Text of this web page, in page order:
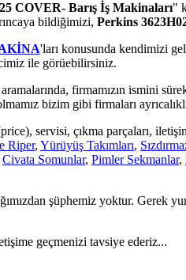
COVER- Barış İş Makinaları"
bildiğimizi, Perkins
'ları konusunda kendimizi
ile görüebilirsiniz.
firmamızın ismini
bizim gibi firmaları
servisi, çıkma parçaları,
Riper, Yürüyüş Takımları,
Civata Somunlar, Pimler Sekmanlar,
şüphemiz yoktur. Gerek
geçmenizi tavsiye ederiz...